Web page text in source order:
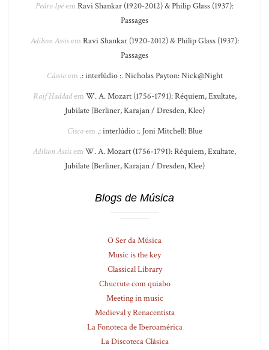
Pedro Ipêem Ravi Shankar (1920-2012) & Philip Glass (1937):
Passages
Adilson Assisem Ravi Shankar (1920-2012) & Philip Glass (1937):
Passages
Cássioem .: interlúdio :. Nicholas Payton: Nick@Night
Raif Haddadem W. A. Mozart (1756-1791): Réquiem, Exultate,
Jubilate (Berliner, Karajan / Dresden, Klee)
Ciscoem .: interlúdio :. Joni Mitchell: Blue
Adilson Assisem W. A. Mozart (1756-1791): Réquiem, Exultate,
Jubilate (Berliner, Karajan / Dresden, Klee)
Blogs de Música
O Ser da Música
Music is the key
Classical Library
Chucrute com quiabo
Meeting in music
Medieval y Renacentista
La Fonoteca de Iberoamérica
La Discoteca Clásica